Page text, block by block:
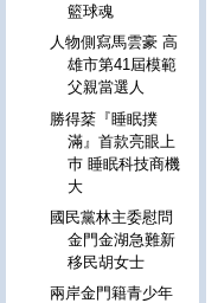
籃球魂
人物側寫馬雲豪 高
雄市第41屆模範
父親當選人
勝得棻『睡眠撲
滿』首款亮眼上
巿 睡眠科技商機
大
國民黨林主委慰問
金門金湖急難新
移民胡女士
兩岸金門籍青少年